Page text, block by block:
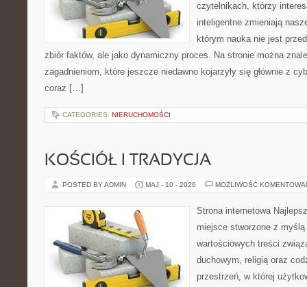
czytelnikach, którzy
inteligentne zmieniają
którym nauka nie jest
zbiór faktów, ale jako dynamiczny proces. Na stronie można
zagadnieniom, które jeszcze niedawno kojarzyły się głównie z
coraz […]
CATEGORIES: NIERUCHOMOŚCI
KOŚCIÓŁ I TRADYCJA
POSTED BY ADMIN MAJ - 10 - 2026 MOŻLIWOŚĆ
Strona internetowa
miejsce stworzone z
wartościowych treści
duchowym, religią oraz
przestrzeń, w której